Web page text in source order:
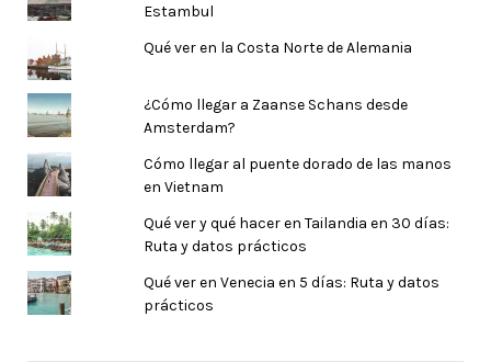
Estambul
Qué ver en la Costa Norte de Alemania
¿Cómo llegar a Zaanse Schans desde
Amsterdam?
Cómo llegar al puente dorado de las manos
en Vietnam
Qué ver y qué hacer en Tailandia en 30 días:
Ruta y datos prácticos
Qué ver en Venecia en 5 días: Ruta y datos
prácticos